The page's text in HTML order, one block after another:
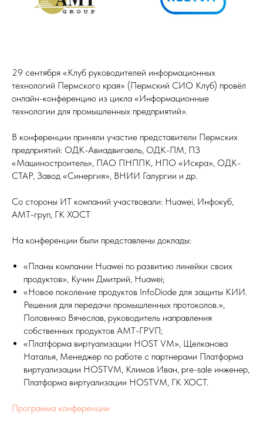
29 сентября «Клуб руководителей информационных
технологий Пермского края» (Пермский СИО Клуб) провёл
онлайн-конференцию из цикла «Информационные
технологии для промышленных предприятий».
В конференции приняли участие представители Пермских
предприятий: ОДК-Авиадвигаель, ОДК-ПМ, ПЗ
«Машиностроитель», ПАО ПНППК, НПО «Искра», ОДК-
СТАР, Завод «Синергия», ВНИИ Галургии и др.
Со стороны ИТ компаний участвовали: Huawei, Инфокуб,
АМТ-груп, ГК ХОСТ
На конференции были представлены доклады:
«Планы компании Huawei по развитию линейки своих
продуктов», Кучин Дмитрий, Huawei;
«Новое поколение продуктов InfoDiode для защиты КИИ.
Решения для передачи промышленных протоколов.»,
Половинко Вячеслав, руководитель направления
собственных продуктов АМТ-ГРУП;
«Платформа виртуализации HOST VM», Щелканова
Наталья, Менеджер по работе с партнерами Платформа
виртуализации HOSTVM, Климов Иван, pre-sale инженер,
Платформа виртуализации HOSTVM, ГК ХОСТ.
Программа конференции